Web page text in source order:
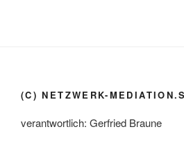
(C) NETZWERK-
verantwortlich: Gerfried Braune